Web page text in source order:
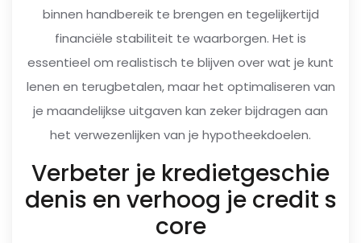
binnen handbereik te brengen en tegelijkertijd
financiële stabiliteit te waarborgen. Het is
essentieel om realistisch te blijven over wat je kunt
lenen en terugbetalen, maar het optimaliseren van
je maandelijkse uitgaven kan zeker bijdragen aan
het verwezenlijken van je hypotheekdoelen.
Verbeter je kredietgeschie
denis en verhoog je credit s
core